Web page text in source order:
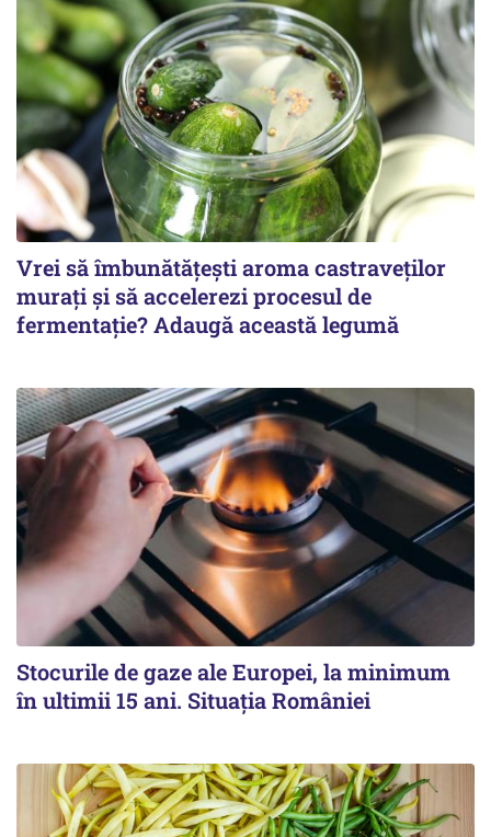
Vrei să îmbunătățești aroma castraveților
murați și să accelerezi procesul de
fermentație? Adaugă această legumă
Stocurile de gaze ale Europei, la minimum
în ultimii 15 ani. Situația României